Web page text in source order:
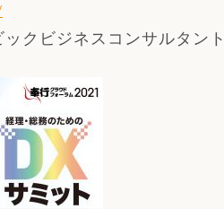
クビジネスコンサルタント